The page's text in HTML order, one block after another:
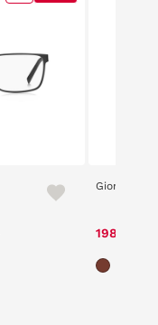
Giorgio
198,90 €